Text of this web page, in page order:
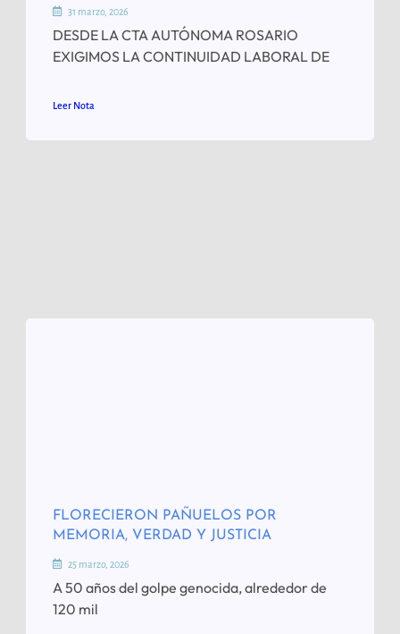
31 marzo, 2026
DESDE LA CTA AUTÓNOMA ROSARIO
EXIGIMOS LA CONTINUIDAD LABORAL DE
Leer Nota
FLORECIERON PAÑUELOS POR
MEMORIA, VERDAD Y JUSTICIA
25 marzo, 2026
A 50 años del golpe genocida, alrededor de
120 mil